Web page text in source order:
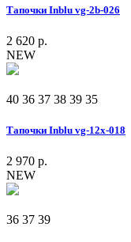
Тапочки Inblu vg-2b-026
2 620 р.
NEW
40 36 37 38 39 35
Тапочки Inblu vg-12x-018
2 970 р.
NEW
36 37 39